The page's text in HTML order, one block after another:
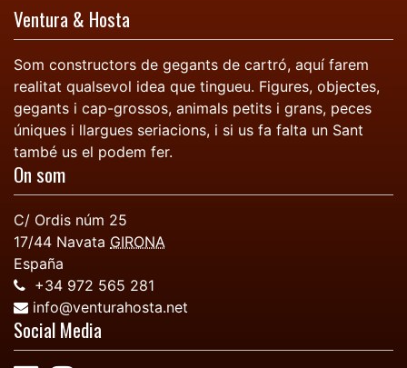
Ventura & Hosta
Som constructors de gegants de cartró, aquí farem
realitat qualsevol idea que tingueu. Figures, objectes,
gegants i cap-grossos, animals petits i grans, peces
úniques i llargues seriacions, i si us fa falta un Sant
també us el podem fer.
On som
C/ Ordis núm 25
17/44 Navata GIRONA
España
+34 972 565 281
info@venturahosta.net
Social Media